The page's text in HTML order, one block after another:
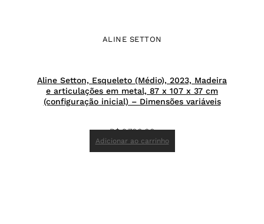
ALINE SETTON
Aline Setton, Esqueleto (Médio), 2023, Madeira
e articulações em metal, 87 x 107 x 37 cm
(configuração inicial) – Dimensões variáveis
R$9.700,00
Adicionar ao carrinho